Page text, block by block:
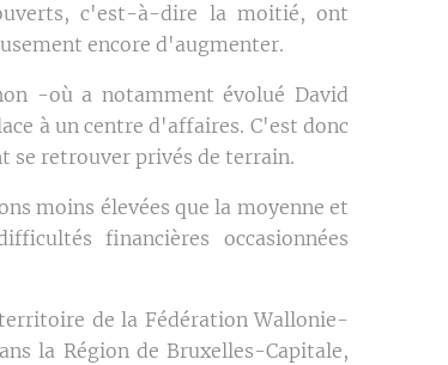
c'est-à-dire la moitié, ont
encore d'augmenter.
-où a notamment évolué David
à un centre d'affaires. C'est donc
se retrouver privés de terrain.
moins élevées que la moyenne et
financières occasionnées
de la Fédération Wallonie-
la Région de Bruxelles-Capitale,